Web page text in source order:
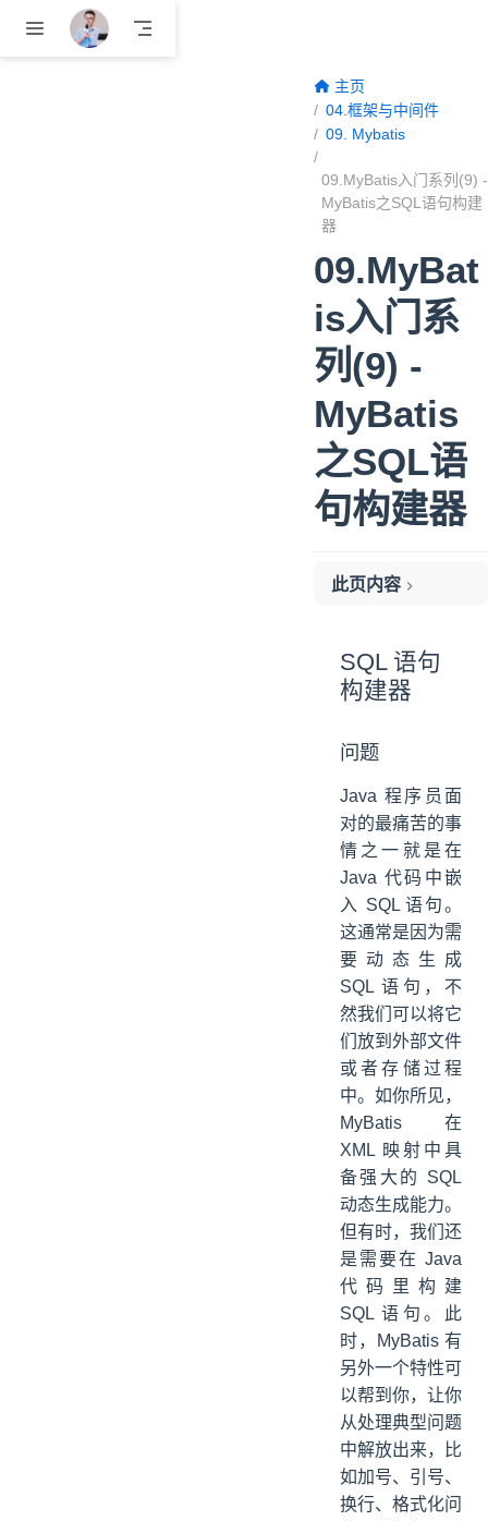
跳至主要內容
主页
04.框架与中间件
09. Mybatis
09.MyBatis入门系列(9) -
MyBatis之SQL语句构建
器
09.MyBat
is入门系
列(9) -
MyBatis
之SQL语
句构建器
此页内容
SQL 语句
构建器
问题
Java 程序员面
对的最痛苦的事
情之一就是在
Java 代码中嵌
入 SQL 语句。
这通常是因为需
要动态生成
SQL 语句，不
然我们可以将它
们放到外部文件
或者存储过程
中。如你所见，
MyBatis 在
XML 映射中具
备强大的 SQL
动态生成能力。
但有时，我们还
是需要在 Java
代码里构建
SQL 语句。此
时，MyBatis 有
另外一个特性可
以帮到你，让你
从处理典型问题
中解放出来，比
如加号、引号、
换行、格式化问